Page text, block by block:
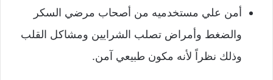
أمن علي مستخدميه من أصحاب مرضي السكر
والضغط وأمراض تصلب الشرايين ومشاكل القلب
وذلك نظراً لأنه مكون طبيعي آمن.